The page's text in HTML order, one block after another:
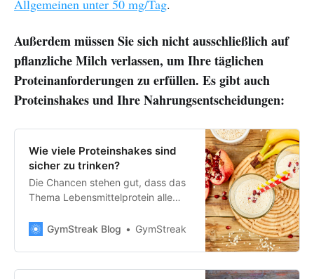
Allgemeinen unter 50 mg/Tag.
Außerdem müssen Sie sich nicht ausschließlich auf
pflanzliche Milch verlassen, um Ihre täglichen
Proteinanforderungen zu erfüllen. Es gibt auch
Proteinshakes und Ihre Nahrungsentscheidungen:
Wie viele Proteinshakes sind
sicher zu trinken?
Die Chancen stehen gut, dass das
Thema Lebensmittelprotein alle
Sprache kommt. Und wenn Sie
sicherlich, warum. Protein ist –
ohne Zweifel – das wichtigste
GymStreak Blog GymStreak